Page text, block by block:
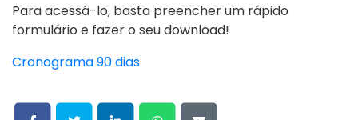
Para acessá-lo, basta preencher um rápido
formulário e fazer o seu download!
Cronograma 90 dias